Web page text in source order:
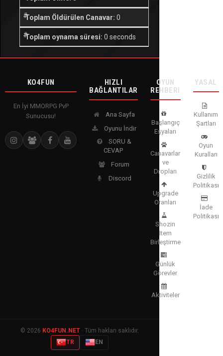
Toplam Öldürülen Canavar: 0
Toplam oynama süresi: 0 seconds
KO4FUN
En İyi MMORPG PvP
Sunucusu!
HIZLI
BAĞLANTILAR
Ana Sayfa
Oyunu İndir
SORU &
CEVAP
Forum
Discord
OYUN
REHBERI
Başlangıç
Eşyaları
Canavarlar
ve
Dropları
Upgrade
Oranları
Shozin
Item
Birleştirme
Günlük
Görevler
Aktiviteler
YASAL
Kullanım
Şartları
Oyun
Kuralları
Gizlilik
Politikası
İade
Politikası
© 2026 KO4FUN.NET · Tüm hakları saklıdır.
TR
EN